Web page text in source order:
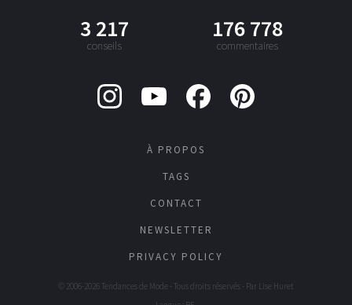
3 217
conseils
176 778
commentaires
À PROPOS
TAGS
CONTACT
NEWSLETTER
PRIVACY POLICY
© 2006-2026 Tendances de Mode - Tous droits réservés - Par Lise Huret